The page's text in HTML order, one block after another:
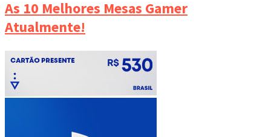
As 10 Melhores Mesas Gamer
Atualmente!